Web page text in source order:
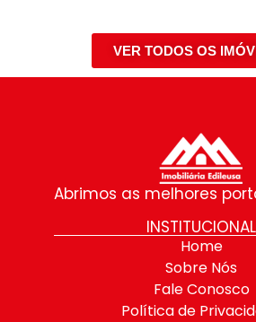
VER TODOS OS
Abrimos as melhores
INSTITUCIONAL
Home
Sobre Nós
Fale Conosco
Política de